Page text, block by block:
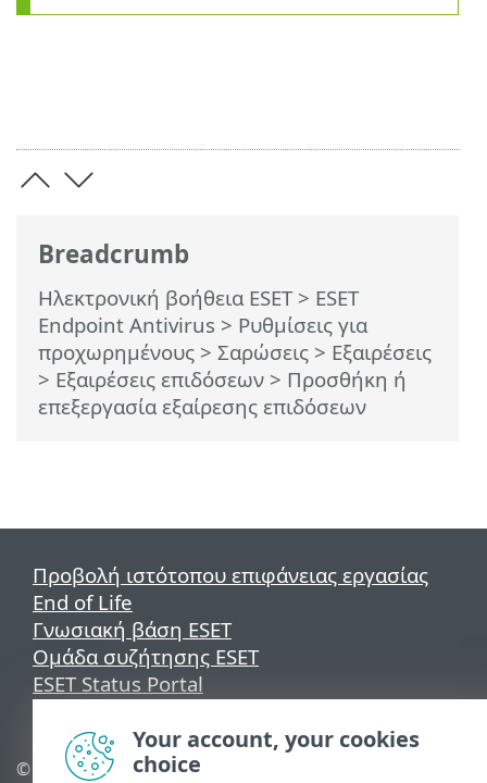
Breadcrumb
Ηλεκτρονική βοήθεια ESET> ESET
Endpoint Antivirus > Ρυθμίσεις για
προχωρημένους > Σαρώσεις > Εξαιρέσεις
> Εξαιρέσεις επιδόσεων > Προσθήκη ή
επεξεργασία εξαίρεσης επιδόσεων
Προβολή ιστότοπου επιφάνειας εργασίας
End of Life
Γνωσιακή βάση ESET
Ομάδα συζήτησης ESET
ESET Status Portal
© 1992 - 2026 ESET, spol. s
Your account, your cookies
choice